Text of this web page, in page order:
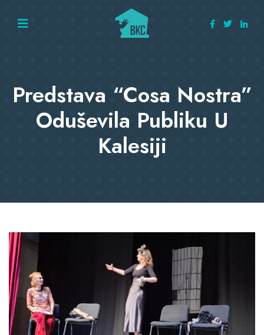
Predstava “Cosa Nostra”
Oduševila Publiku U
Kalesiji